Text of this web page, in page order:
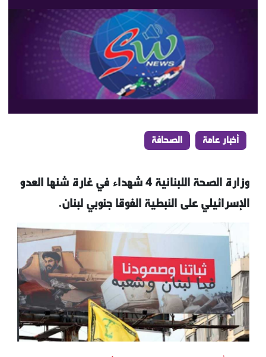
أخبار عامة الصحافة
وزارة الصحة اللبنانية 4 شهداء في غارة شنها العدو
الإسرائيلي على النبطية الفوقا جنوبي لبنان.